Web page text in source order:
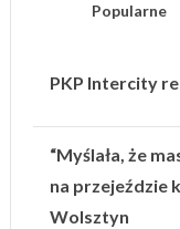
Popularne
PKP Intercity
“Myślała, że
na przejeździe
Wolsztyn